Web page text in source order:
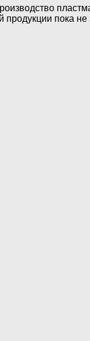
пока